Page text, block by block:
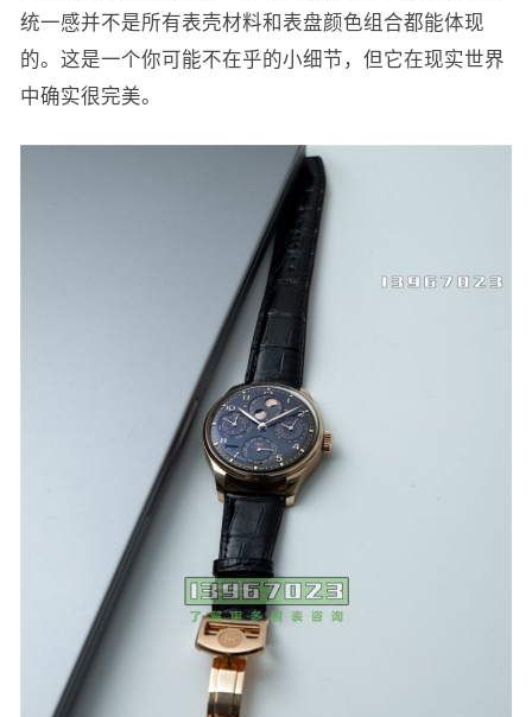
统一感并不是所有表壳材料和表盘颜色组合都能体现
的。这是一个你可能不在乎的小细节，但它在现实世界
中确实很完美。